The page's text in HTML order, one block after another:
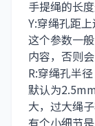
手提绳的长
Y:穿绳孔距
这个参数一
内容，否则
R:穿绳孔半径
默认为
大，过大绳
有个小细节